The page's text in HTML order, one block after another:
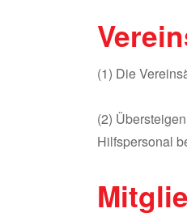
(1) Die
(2)
Hilfspersonal